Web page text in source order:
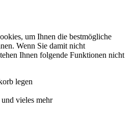
um Ihnen die bestmögliche
Wenn Sie damit nicht
Ihnen folgende Funktionen nicht
legen
vieles mehr